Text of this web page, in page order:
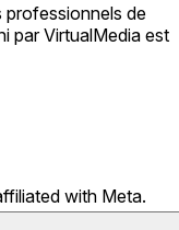
professionnels de
par VirtualMedia est
with Meta.